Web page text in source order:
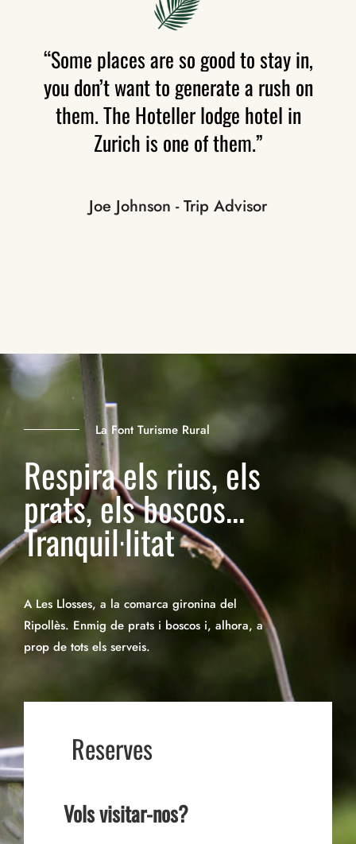
“Some placesareso goodtostayin,
you don’twantto generatea rush on
them.The Hotellerlodge hotel in
Zurich is one ofthem.”
Joe Johnson - Trip Advisor
La Font Turisme Rural
Respira els rius, els
prats, els boscos...
Tranquil·litat
A Les Llosses, a la comarca gironina del
Ripollès. Enmig de prats i boscos i, alhora, a
prop de tots els serveis.
Reserves
Vols visitar-nos?